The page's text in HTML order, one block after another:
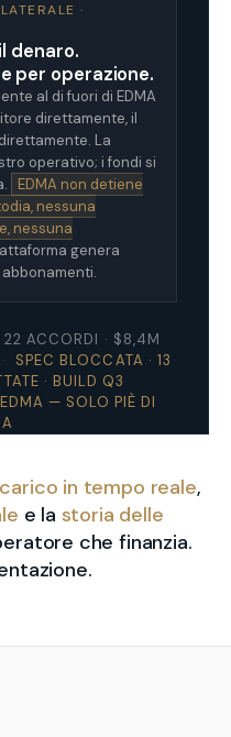
·
denaro.
per operazione.
al di fuori di EDMA
direttamente, il
La
operativo; i fondi si
EDMA non detiene
nessuna
nessuna
genera
22 ACCORDI · $8,4M
·
SPEC BLOCCATA · 13
· BUILD Q3
— SOLO PIÈ DI
carico in tempo reale,
e la storia delle
che finanzia.